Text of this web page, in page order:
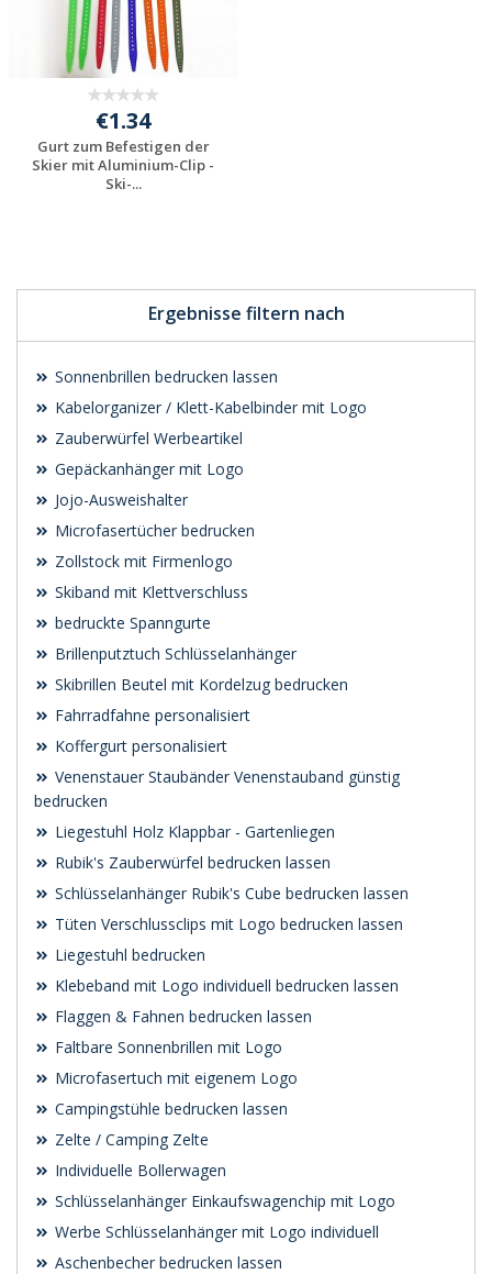
Ergebnisse filtern nach
Sonnenbrillen bedrucken lassen
Kabelorganizer / Klett-Kabelbinder mit Logo
Zauberwürfel Werbeartikel
Gepäckanhänger mit Logo
Jojo-Ausweishalter
Microfasertücher bedrucken
Zollstock mit Firmenlogo
Skiband mit Klettverschluss
bedruckte Spanngurte
Brillenputztuch Schlüsselanhänger
Skibrillen Beutel mit Kordelzug bedrucken
Fahrradfahne personalisiert
Koffergurt personalisiert
Venenstauer Staubänder Venenstauband günstig
bedrucken
Liegestuhl Holz Klappbar - Gartenliegen
Rubik's Zauberwürfel bedrucken lassen
Schlüsselanhänger Rubik's Cube bedrucken lassen
Tüten Verschlussclips mit Logo bedrucken lassen
Liegestuhl bedrucken
Klebeband mit Logo individuell bedrucken lassen
Flaggen & Fahnen bedrucken lassen
Faltbare Sonnenbrillen mit Logo
Microfasertuch mit eigenem Logo
Campingstühle bedrucken lassen
Zelte / Camping Zelte
Individuelle Bollerwagen
Schlüsselanhänger Einkaufswagenchip mit Logo
Werbe Schlüsselanhänger mit Logo individuell
Aschenbecher bedrucken lassen
€1.34
Gurt zum Befestigen der
Skier mit Aluminium-Clip -
Ski-...